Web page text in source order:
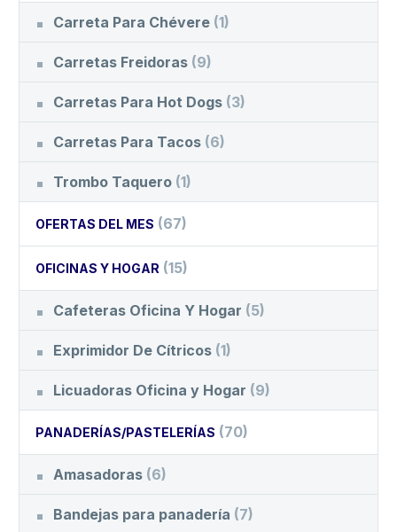
Carreta Para Chévere (1)
Carretas Freidoras (9)
Carretas Para Hot Dogs (3)
Carretas Para Tacos (6)
Trombo Taquero (1)
OFERTAS DEL MES (67)
OFICINAS Y HOGAR (15)
Cafeteras Oficina Y Hogar (5)
Exprimidor De Cítricos (1)
Licuadoras Oficina y Hogar (9)
PANADERÍAS/PASTELERÍAS (70)
Amasadoras (6)
Bandejas para panadería (7)